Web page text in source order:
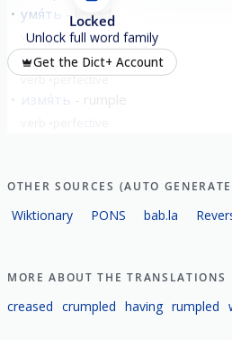
умя́ть knead
verb perfective
замя́ть hush up
verb perfective
измя́ть
Locked
Unlock full word family
Get the Dict+ Account
OTHER SOURCES (AUTO
Wiktionary PONS bab.la
MORE ABOUT THE TRANSLATIONS
creased crumpled having rumpled